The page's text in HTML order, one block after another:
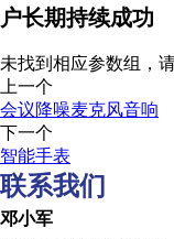
户长期持续成功
未找到相应参数组，
上一个
会议降噪麦克风音响
下一个
智能手表
联系我们
邓小军